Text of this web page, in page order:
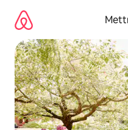
directement
contenu